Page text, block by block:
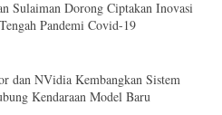
Sulaiman Dorong Ciptakan Inovasi
Pandemi Covid-19
dan NVidia Kembangkan Sistem
Kendaraan Model Baru